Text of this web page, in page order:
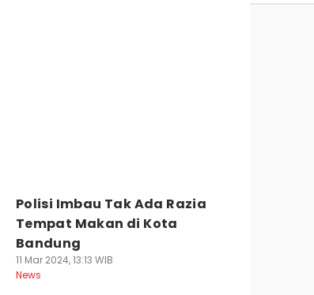
Polisi Imbau Tak Ada Razia
Tempat Makan di Kota
Bandung
11 Mar 2024, 13:13 WIB
News